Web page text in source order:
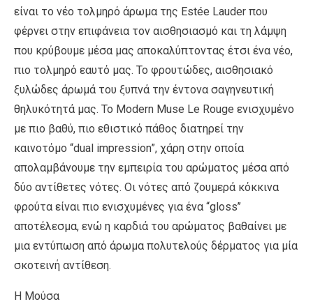
είναι το νέο τολμηρό άρωμα της Estée Lauder που
φέρνει στην επιφάνεια τον αισθησιασμό και τη λάμψη
που κρύβουμε μέσα μας αποκαλύπτοντας έτσι ένα νέο,
πιο τολμηρό εαυτό μας. Το φρουτώδες, αισθησιακό
ξυλώδες άρωμά του ξυπνά την έντονα σαγηνευτική
θηλυκότητά μας. Το Modern Muse Le Rouge ενισχυμένο
με πιο βαθύ, πιο εθιστικό πάθος διατηρεί την
καινοτόμο “dual impression”, χάρη στην οποία
απολαμβάνουμε την εμπειρία του αρώματος μέσα από
δύο αντίθετες νότες. Οι νότες από ζουμερά κόκκινα
φρούτα είναι πιο ενισχυμένες για ένα “gloss’’
αποτέλεσμα, ενώ η καρδιά του αρώματος βαθαίνει με
μια εντύπωση από άρωμα πολυτελούς δέρματος για μία
σκοτεινή αντίθεση.
Η Μούσα